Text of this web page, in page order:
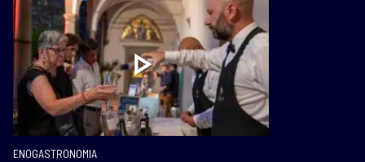
ENOGASTRONOMIA